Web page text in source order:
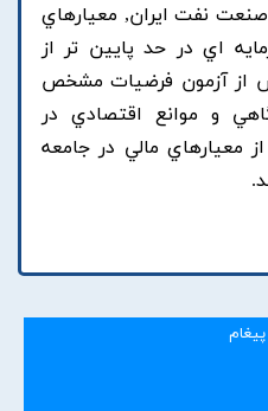
نفت ايران, معيارهاي
اي در حد پايين تر از
از آزمون فرضيات مشخص
و موانع اقتصادي در
مالي در جامعه